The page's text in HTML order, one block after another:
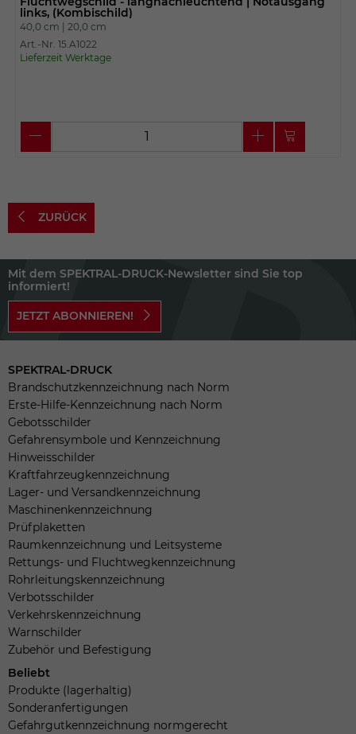
links, (Kombischild)
40,0 cm | 20,0 cm
Art.-Nr. 15.A1022
Lieferzeit Werktage
ZURÜCK
Mit dem SPEKTRAL-DRUCK-Newsletter sind Sie top
informiert!
JETZT ABONNIEREN!
SPEKTRAL-DRUCK
Brandschutzkennzeichnung nach Norm
Erste-Hilfe-Kennzeichnung nach Norm
Gebotsschilder
Gefahrensymbole und Kennzeichnung
Hinweisschilder
Kraftfahrzeugkennzeichnung
Lager- und Versandkennzeichnung
Maschinenkennzeichnung
Prüfplaketten
Raumkennzeichnung und Leitsysteme
Rettungs- und Fluchtwegkennzeichnung
Rohrleitungskennzeichnung
Verbotsschilder
Verkehrskennzeichnung
Warnschilder
Zubehör und Befestigung
Beliebt
Produkte (lagerhaltig)
Sonderanfertigungen
Gefahrgutkennzeichnung normgerecht